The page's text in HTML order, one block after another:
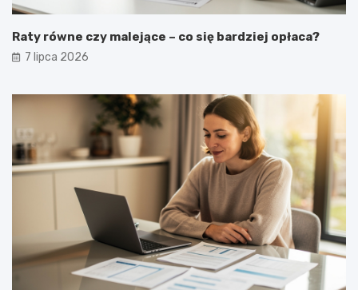
Raty równe czy malejące – co się bardziej opłaca?
7 lipca 2026